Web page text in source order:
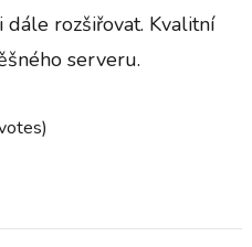
rozšiřovat. Kvalitní
serveru.